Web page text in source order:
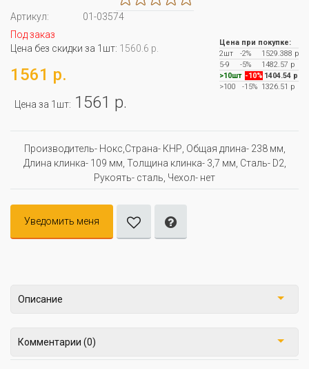
Артикул:
01-03574
Под заказ
Цена без скидки за 1шт: 1560.6 р.
1561 р.
Цена за 1шт: 1561 р.
Цена при покупке:
2шт
-2%
1529.388 р
5-9
-5%
1482.57 р
>10шт -10% 1404.54 р
>100
-15% 1326.51 р
Производитель- Нокс,Страна- КНР, Oбщая длина- 238 мм,
Длина клинка- 109 мм, Толщина клинка- 3,7 мм, Сталь- D2,
Рукоять- сталь, Чехол- нет
Уведомить меня
Описание
Комментарии (0)